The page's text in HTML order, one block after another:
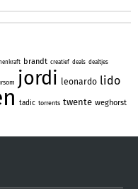
brandt creatief deals dealtjes
jordi leonardo lido
tadic torrents twente weghorst